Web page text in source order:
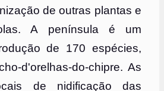
de outras plantas e
A península é um
de 170 espécies,
d'orelhas-do-chipre. As
de nidificação das